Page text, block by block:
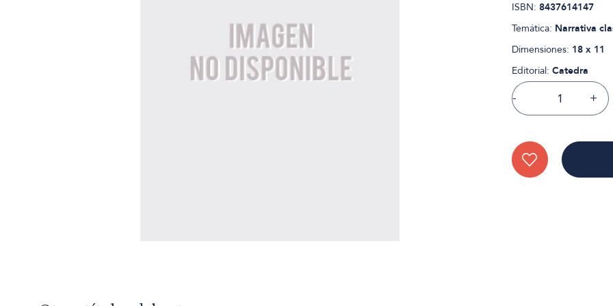
ISBN: 8437614147
Temática: Narrativa
Dimensiones: 18 x 11
Editorial: Catedra
- +